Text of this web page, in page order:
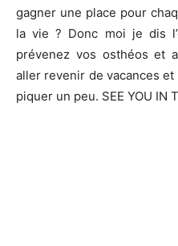
gagner une place pour
la vie ? Donc moi je dis
prévenez vos osthéos et
aller revenir de vacances
piquer un peu. SEE YOU IN